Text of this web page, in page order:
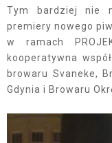
Tym bardziej nie
premiery nowego
w ramach
kooperatywna
browaru Svaneke,
Gdynia i Browaru